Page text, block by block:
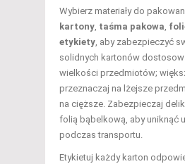
Wybierz materiały do
kartony, taśma pakowa,
etykiety, aby zabezpieczyć
solidnych kartonów
wielkości przedmiotów;
przeznaczaj na lżejsze
na cięższe. Zabezpieczaj
folią bąbelkową, aby uniknąć
podczas transportu.
Etykietuj każdy karton